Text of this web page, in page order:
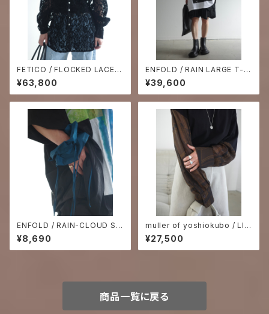
FETICO / FLOCKED LACE S
AILOR COLLAR BLOUSE -B
LACK-
¥63,800
ENFOLD / RAIN LARGE T-S
HIRT ₋white-
¥39,600
ENFOLD / RAIN-CLOUD SC
RUNCHIE
¥8,690
muller of yoshiokubo / LIM
INAL CHECK SLEEVE TOP
¥27,500
商品一覧に戻る